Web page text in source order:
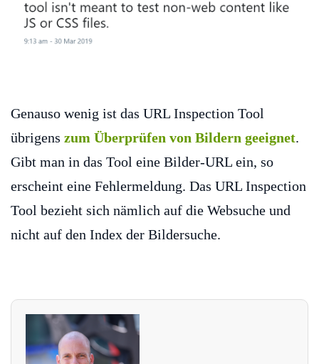
Genauso wenig ist das URL Inspection Tool
übrigens zum Überprüfen von Bildern geeignet.
Gibt man in das Tool eine Bilder-URL ein, so
erscheint eine Fehlermeldung. Das URL Inspection
Tool bezieht sich nämlich auf die Websuche und
nicht auf den Index der Bildersuche.